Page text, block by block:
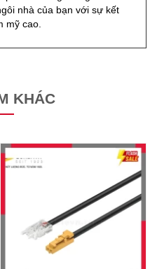
nhà của bạn với sự kết
mỹ cao.
KHÁC